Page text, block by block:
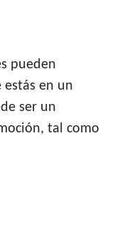
pueden
en un
ser un
tal como